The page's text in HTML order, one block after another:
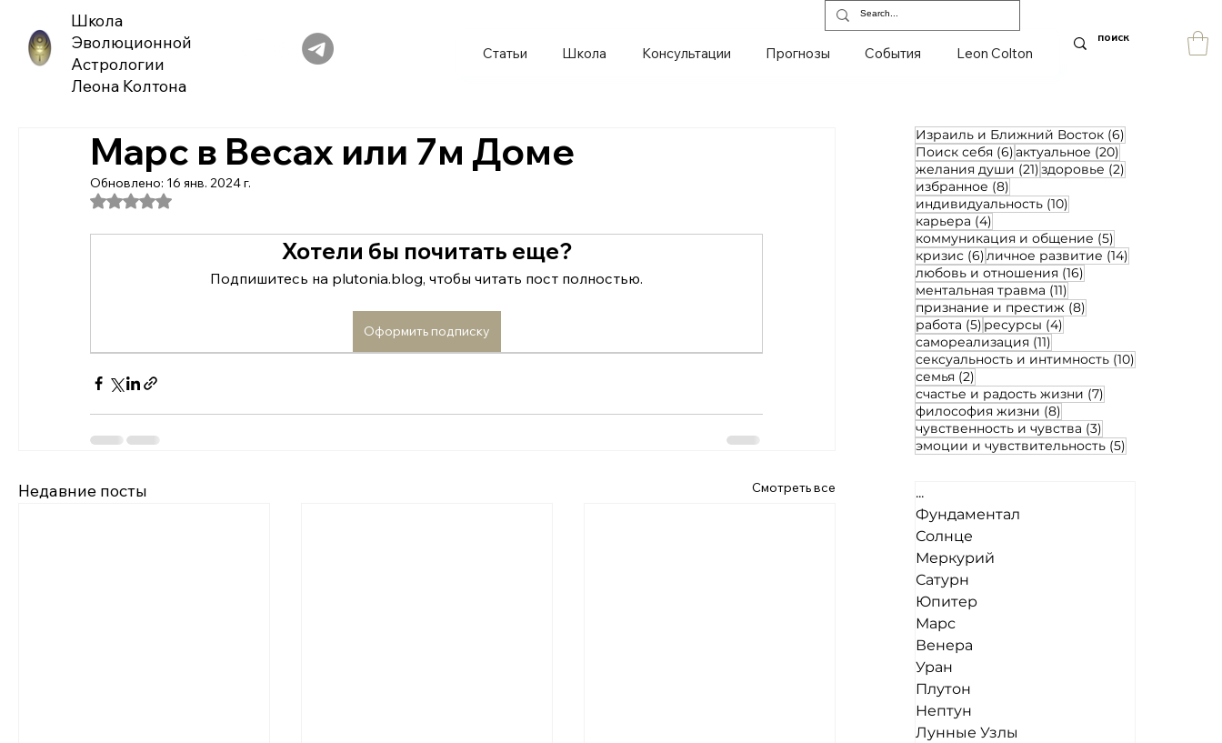
Школа
Эволюционной
Астрологии
Леона Колтона
Статьи Школа Консультации Прогнозы События Leon Colton
Марс в Весах или 7м Доме
Обновлено: 16 янв. 2024 г.
Оценка: не число из 5 звезд.
Хотели бы почитать еще?
Подпишитесь на plutonia.blog, чтобы читать пост полностью.
Оформить подписку
Недавние посты Смотреть все
Израиль и Ближний Восток (6)6 постов
Поиск себя (6)6 постов
актуальное (20)20 постов
желания души (21)21 пост
здоровье (2)2 поста
избранное (8)8 постов
индивидуальность (10)10 постов
карьера (4)4 поста
коммуникация и общение (5)5 постов
кризис (6)6 постов
личное развитие (14)14 постов
любовь и отношения (16)16 постов
ментальная травма (11)11 постов
признание и престиж (8)8 постов
работа (5)5 постов
ресурсы (4)4 поста
самореализация (11)11 постов
сексуальность и интимность (10)10 постов
семья (2)2 поста
счастье и радость жизни (7)7 постов
философия жизни (8)8 постов
чувственность и чувства (3)3 поста
эмоции и чувствительность (5)5 постов
...
Фундаментал
Солнце
Меркурий
Сатурн
Юпитер
Марс
Венера
Уран
Плутон
Нептун
Лунные Узлы